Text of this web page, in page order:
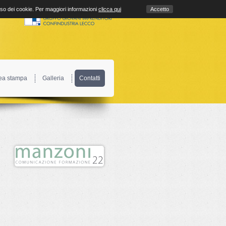
stampa Galleria Contatti
dei cookie. Per maggiori informazioni clicca qui Accetto